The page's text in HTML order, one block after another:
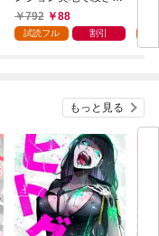
かけたがギフト『無限
ガチャ』でレベル９９
『ざまぁ！』します！
792 88
試読フル 割引
もっと見る